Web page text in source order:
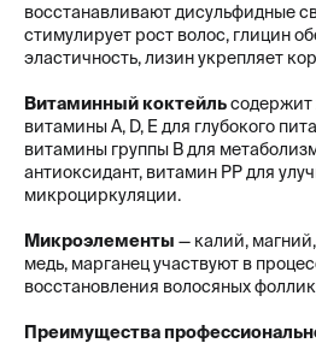
восстанавливают дисульфидные
стимулирует рост волос, глицин
эластичность, лизин укрепляет
Витаминный коктейль
витамины A, D, E для глубокого
витамины группы B для
антиоксидант, витамин PP для
микроциркуляции.
Микроэлементы — калий,
медь, марганец участвуют в
восстановления волосяных
Преимущества